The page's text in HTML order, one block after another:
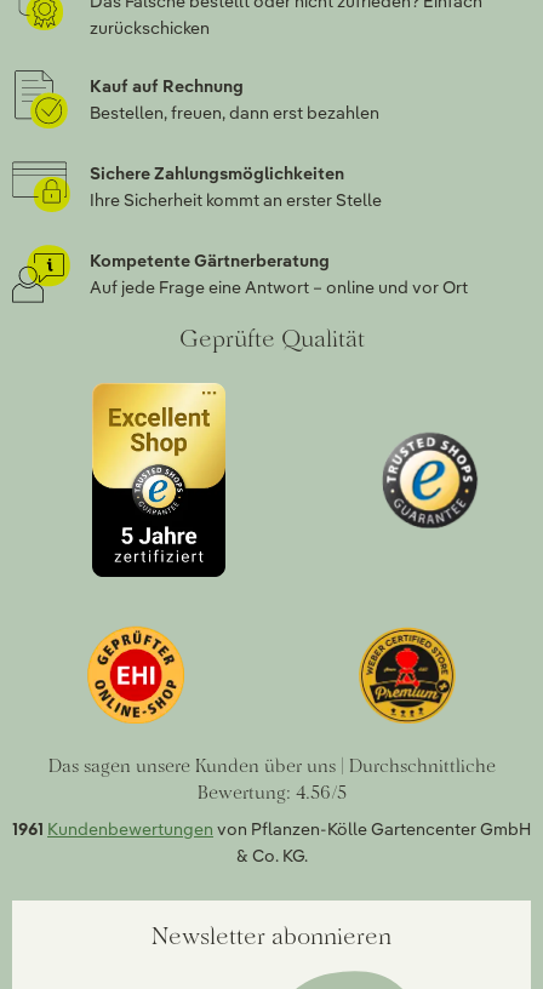
zurückschicken
Kauf auf Rechnung
Bestellen, freuen, dann erst bezahlen
Sichere Zahlungsmöglichkeiten
Ihre Sicherheit kommt an erster Stelle
Kompetente Gärtnerberatung
Auf jede Frage eine Antwort – online und vor Ort
Geprüfte Qualität
Das sagen unsere Kunden über uns | Durchschnittliche
Bewertung: 4.56/5
1961 Kundenbewertungen von Pflanzen-Kölle Gartencenter GmbH
& Co. KG.
Newsletter abonnieren